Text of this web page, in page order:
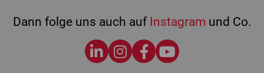
Dann folge uns auch auf Instagram und Co.